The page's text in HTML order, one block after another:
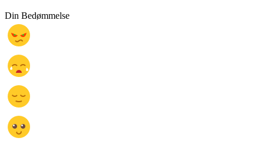
Din Bedømmelse